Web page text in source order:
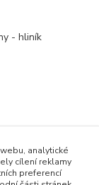
- hliník
analytické
cílení reklamy
preferencí